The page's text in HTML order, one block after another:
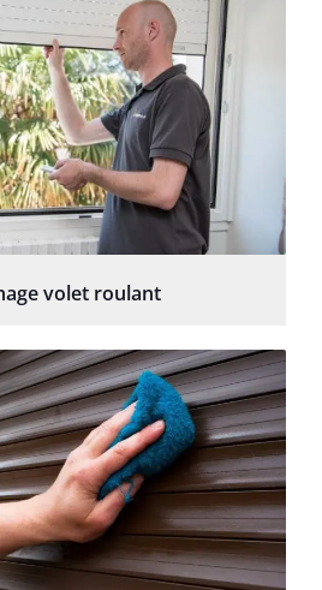
volet roulant